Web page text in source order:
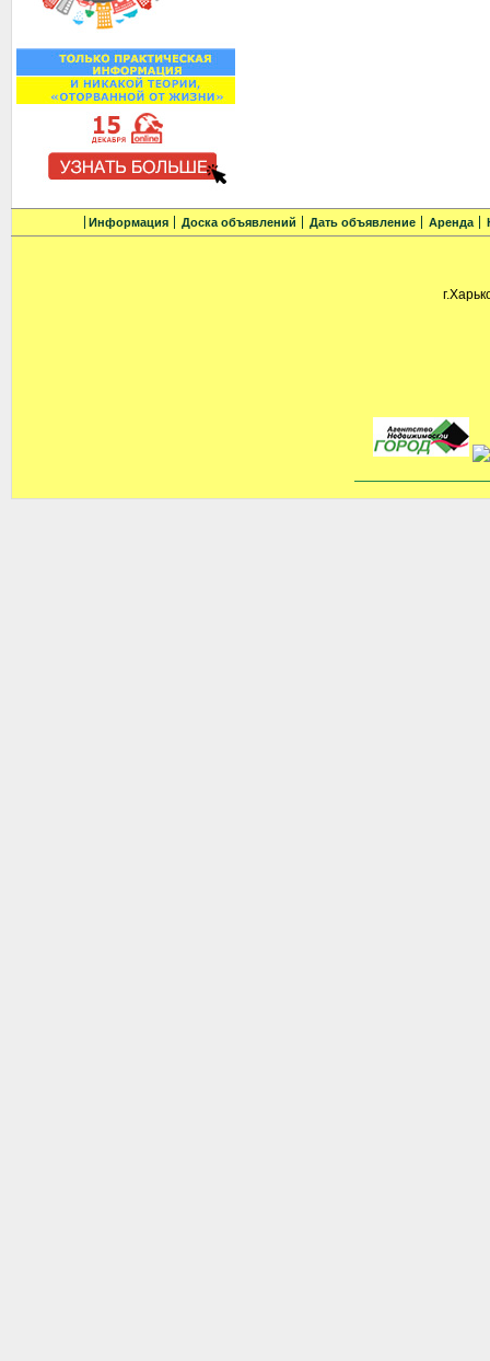
Информация Доска объявлений Дать объявление Аренда